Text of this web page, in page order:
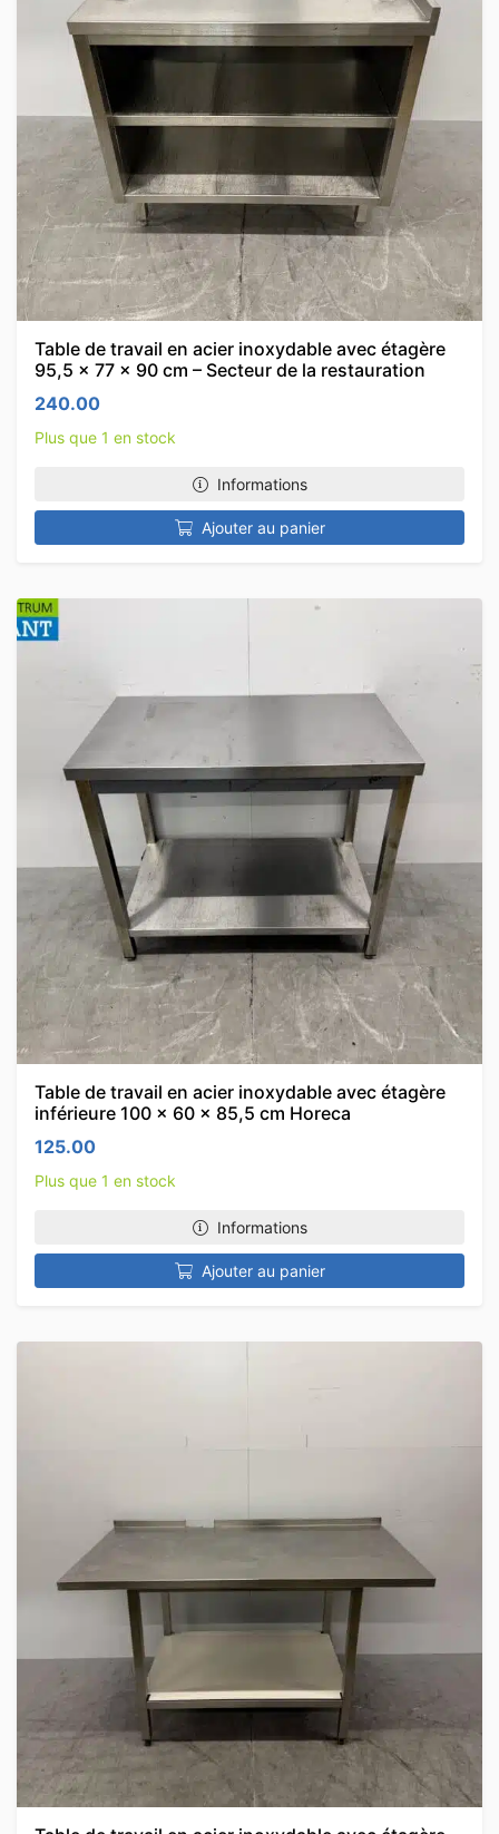
Table de travail en acier inoxydable avec étagère
95,5 x 77 x 90 cm – Secteur de la restauration
240.00
Plus que 1 en stock
Informations
Ajouter au panier
Table de travail en acier inoxydable avec étagère
inférieure 100 x 60 x 85,5 cm Horeca
125.00
Plus que 1 en stock
Informations
Ajouter au panier